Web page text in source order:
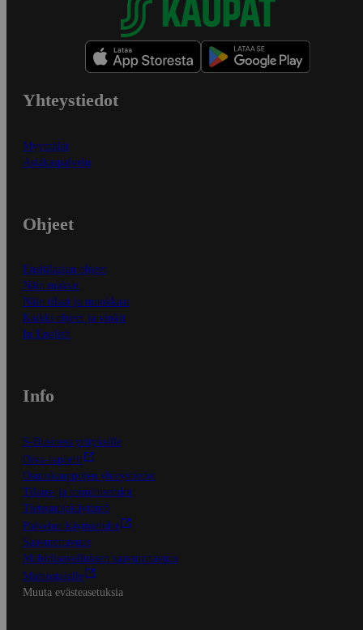
Yhteystiedot
Myymälät
Asiakaspalvelu
Ohjeet
Ensitilaajan ohjeet
Näin maksat
Näin tilaat ja muokkaat
Kaikki ohjeet ja vinkit
In English
Info
S-Business yrityksille
Oiva-raportit
Osuuskauppojen yhteystiedot
Tilaus- ja toimitusehdot
Tietosuojakäytäntö
Palvelun käyttöehdot
Saavutettavuus
Mobiilisovelluksen saavutettavuus
Mainostajalle
Muuta evästeasetuksia